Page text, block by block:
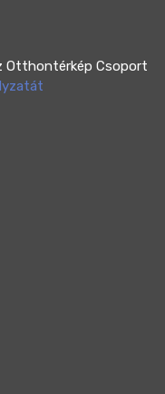
Otthontérkép Csoport